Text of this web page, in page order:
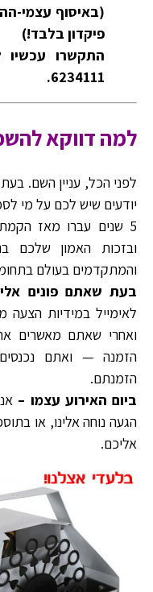
(באיסוף עצמי-
פיקדון בלבד!)
6234111.
למה דווקא
לפני הכל, עניין השם.
יודעים שיש לכם על מי
5 שנים עברו מאז
ובזכות האמון שלכם
והמתקדמים בעולם
בעת שאתם פונים
לאימייל במידיות
ואחרי שאתם מאשרים
הזמנה — ואתם נכנסים
הזמנתם.
ביום האירוע עצמו –
הגעה נוחה אלינו, או
אליכם.